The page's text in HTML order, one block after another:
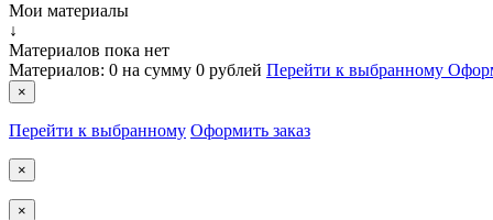
Мои материалы
↓
Материалов пока нет
Материалов: 0 на сумму 0 рублей Перейти к выбранному
×
Перейти к выбранному Оформить заказ
×
×